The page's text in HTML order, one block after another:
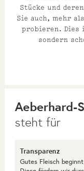
Stücke und
Sie auch, mehr
probieren. Dies
sondern
Aeberhard-
steht für
Transparenz
Gutes Fleisch